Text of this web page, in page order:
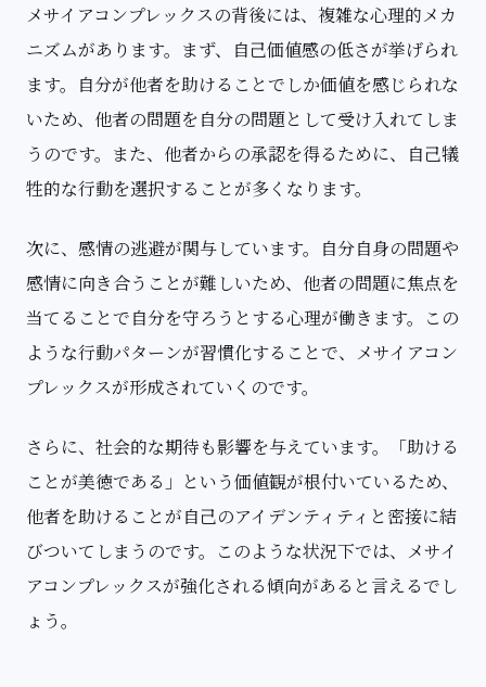
メサイアコンプレックスの背後には、複雑な心理的メカ
ニズムがあります。まず、自己価値感の低さが挙げられ
ます。自分が他者を助けることでしか価値を感じられな
いため、他者の問題を自分の問題として受け入れてしま
うのです。また、他者からの承認を得るために、自己犠
牲的な行動を選択することが多くなります。
次に、感情の逃避が関与しています。自分自身の問題や
感情に向き合うことが難しいため、他者の問題に焦点を
当てることで自分を守ろうとする心理が働きます。この
ような行動パターンが習慣化することで、メサイアコン
プレックスが形成されていくのです。
さらに、社会的な期待も影響を与えています。「助ける
ことが美徳である」という価値観が根付いているため、
他者を助けることが自己のアイデンティティと密接に結
びついてしまうのです。このような状況下では、メサイ
アコンプレックスが強化される傾向があると言えるでし
ょう。